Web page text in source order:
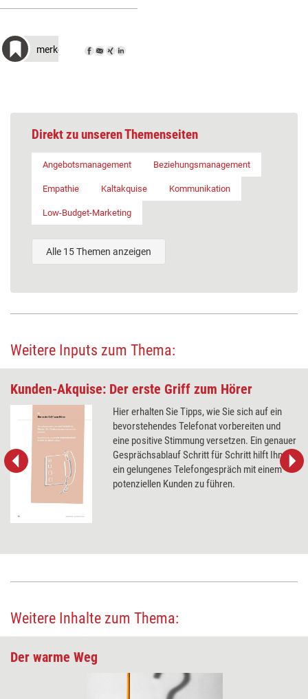
merken
Direkt zu unseren Themenseiten
Angebotsmanagement Beziehungsmanagement
Empathie Kaltakquise Kommunikation
Low-Budget-Marketing
Alle 15 Themen anzeigen
Weitere Inputs zum Thema:
Kunden-Akquise: Der erste Griff zum Hörer
Hier erhalten Sie Tipps, wie Sie sich auf ein
bevorstehendes Telefonat vorbereiten und
eine positive Stimmung versetzen. Ein genauer
Gesprächsablauf Schritt für Schritt hilft Ihnen
ein gelungenes Telefongespräch mit einem
potenziellen Kunden zu führen.
Weitere Inhalte zum Thema:
Der warme Weg